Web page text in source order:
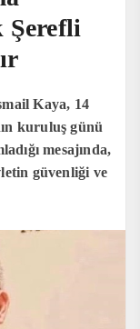
Şerefli
Kaya, 14
kuruluş günü
mesajında,
güvenliği ve